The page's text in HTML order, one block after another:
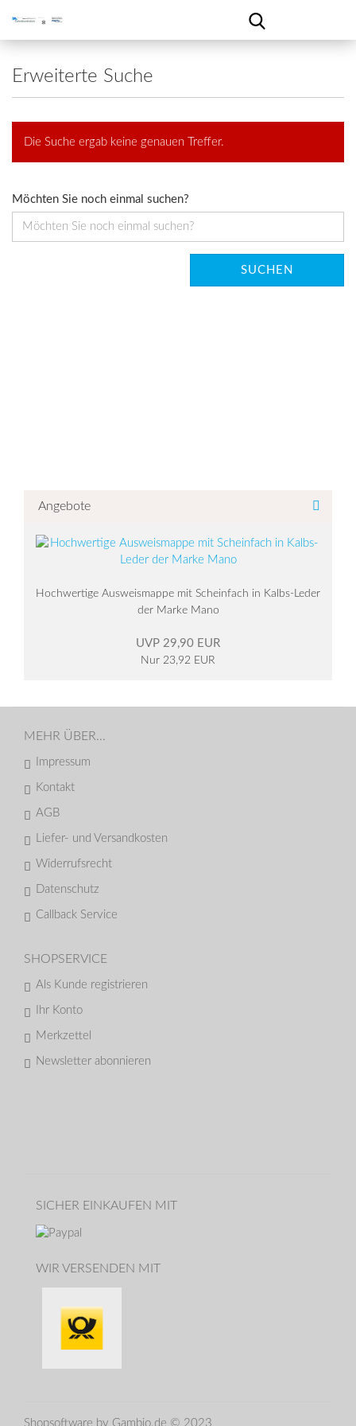
Erweiterte Suche
Die Suche ergab keine genauen Treffer.
Möchten Sie noch einmal suchen?
SUCHEN
Angebote
Hochwertige Ausweismappe mit Scheinfach in Kalbs-Leder
der Marke Mano
UVP 29,90 EUR
Nur 23,92 EUR
MEHR ÜBER...
Impressum
Kontakt
AGB
Liefer- und Versandkosten
Widerrufsrecht
Datenschutz
Callback Service
SHOPSERVICE
Als Kunde registrieren
Ihr Konto
Merkzettel
Newsletter abonnieren
SICHER EINKAUFEN MIT
WIR VERSENDEN MIT
Shopsoftware by Gambio.de © 2023